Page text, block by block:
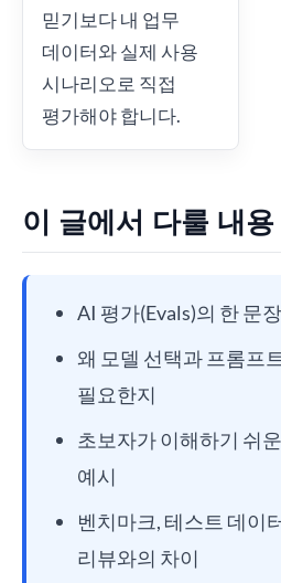
믿기보다 내 업무
데이터와 실제 사용
시나리오로 직접
평가해야 합니다.
이 글에서 다룰 내용
AI 평가(Evals)의 한 문
왜 모델 선택과 프롬프
필요한지
초보자가 이해하기 쉬
예시
벤치마크, 테스트 데이
리뷰와의 차이